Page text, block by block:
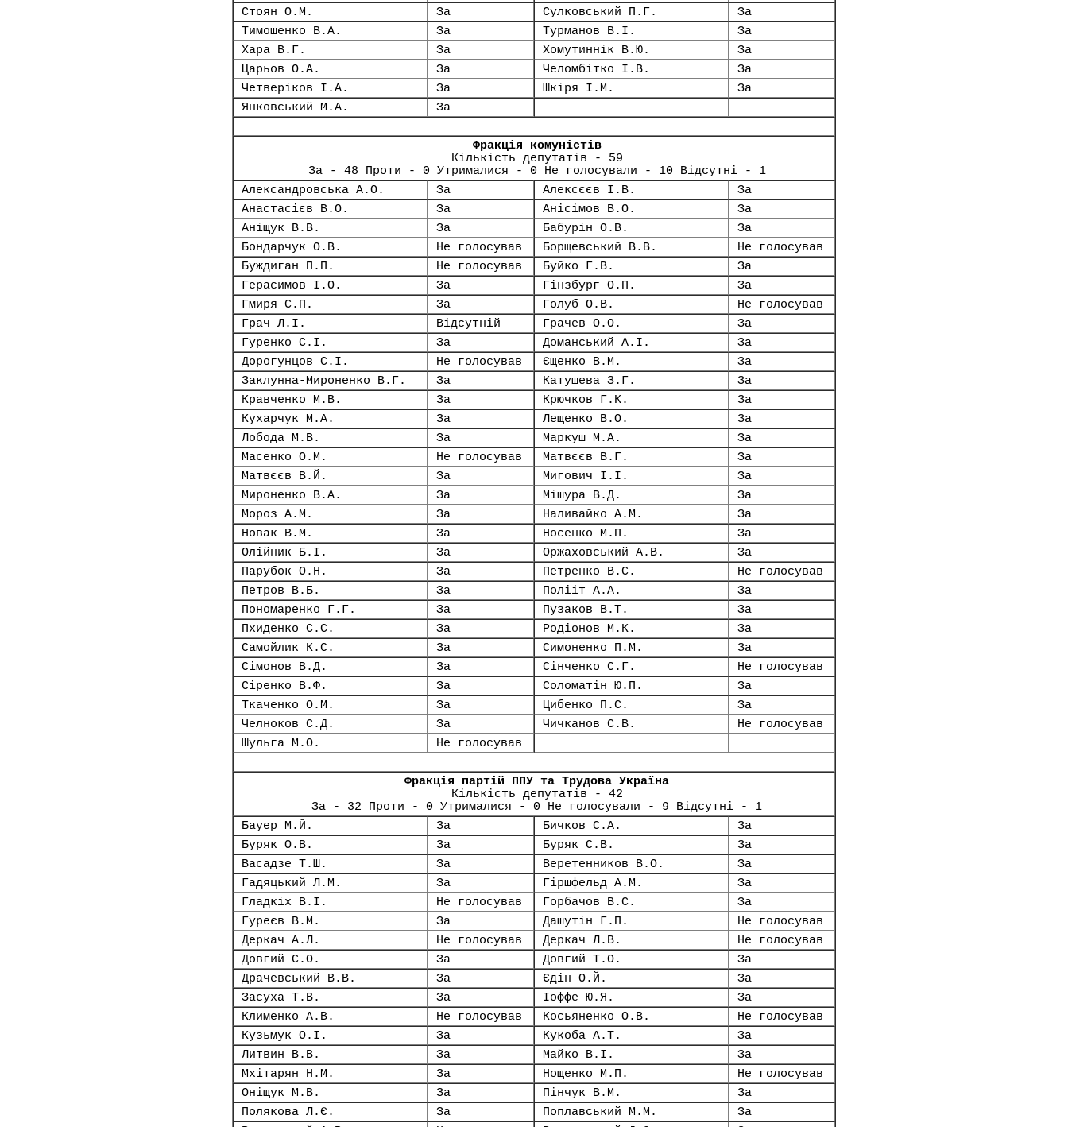
Стоян О.М.
За Сулковський П.Г.
За
Тимошенко В.А.
За Турманов В.І.
За
Хара В.Г.
За Хомутиннік В.Ю.
За
Царьов О.А.
За Челомбітко І.В.
За
Четверіков І.А.
За Шкіря І.М.
За
Янковський М.А.
За
Фракція комуністів
Кількість депутатів - 59
За - 48 Проти - 0 Утрималися - 0 Не голосували - 10 Відсутні - 1
Александровська А.О.
За Алексєєв І.В.
За
Анастасієв В.О.
За Анісімов В.О.
За
Аніщук В.В.
За Бабурін О.В.
За
Бондарчук О.В.
Не голосував Борщевський В.В.
Не голосував
Буждиган П.П.
Не голосував Буйко Г.В.
За
Герасимов І.О.
За Гінзбург О.П.
За
Гмиря С.П.
За Голуб О.В.
Не голосував
Грач Л.І.
Відсутній Грачев О.О.
За
Гуренко С.І.
За Доманський А.І.
За
Дорогунцов С.І.
Не голосував Єщенко В.М.
За
Заклунна-Мироненко В.Г.
За Катушева З.Г.
За
Кравченко М.В.
За Крючков Г.К.
За
Кухарчук М.А.
За Лещенко В.О.
За
Лобода М.В.
За Маркуш М.А.
За
Масенко О.М.
Не голосував Матвєєв В.Г.
За
Матвєєв В.Й.
За Мигович І.І.
За
Мироненко В.А.
За Мішура В.Д.
За
Мороз А.М.
За Наливайко А.М.
За
Новак В.М.
За Носенко М.П.
За
Олійник Б.І.
За Оржаховський А.В.
За
Парубок О.Н.
За Петренко В.С.
Не голосував
Петров В.Б.
За Полііт А.А.
За
Пономаренко Г.Г.
За Пузаков В.Т.
За
Пхиденко С.С.
За Родіонов М.К.
За
Самойлик К.С.
За Симоненко П.М.
За
Сімонов В.Д.
За Сінченко С.Г.
Не голосував
Сіренко В.Ф.
За Соломатін Ю.П.
За
Ткаченко О.М.
За Цибенко П.С.
За
Челноков С.Д.
За Чичканов С.В.
Не голосував
Шульга М.О.
Не голосував
Фракція партій ППУ та Трудова Україна
Кількість депутатів - 42
За - 32 Проти - 0 Утрималися - 0 Не голосували - 9 Відсутні - 1
Бауер М.Й.
За Бичков С.А.
За
Буряк О.В.
За Буряк С.В.
За
Васадзе Т.Ш.
За Веретенников В.О.
За
Гадяцький Л.М.
За Гіршфельд А.М.
За
Гладкіх В.І.
Не голосував Горбачов В.С.
За
Гуреєв В.М.
За Дашутін Г.П.
Не голосував
Деркач А.Л.
Не голосував Деркач Л.В.
Не голосував
Довгий С.О.
За Довгий Т.О.
За
Драчевський В.В.
За Єдін О.Й.
За
Засуха Т.В.
За Іоффе Ю.Я.
За
Клименко А.В.
Не голосував Косьяненко О.В.
Не голосував
Кузьмук О.І.
За Кукоба А.Т.
За
Литвин В.В.
За Майко В.І.
За
Мхітарян Н.М.
За Нощенко М.П.
Не голосував
Оніщук М.В.
За Пінчук В.М.
За
Полякова Л.Є.
За Поплавський М.М.
За